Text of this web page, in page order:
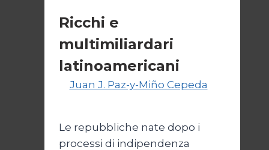
Ricchi e
multimiliardari
latinoamericani
Juan J. Paz-y-Miño Cepeda
Le repubbliche nate dopo i
processi di indipendenza